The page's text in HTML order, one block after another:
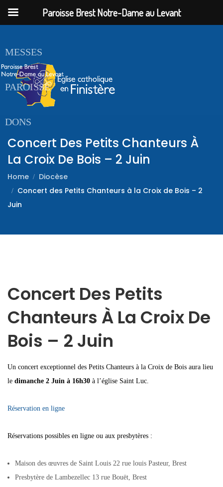
ACCUEIL
MESSES
PAROISSE
DONS
Concert Des Petits Chanteurs À
La Croix De Bois – 2 Juin
Home
Diocèse
Concert des Petits Chanteurs à la Croix de Bois – 2
Juin
Concert Des Petits
Chanteurs À La Croix De
Bois – 2 Juin
Un concert exceptionnel des Petits Chanteurs à la Croix de Bois aura lieu
le dimanche 2 Juin à 16h30 à l’église Saint Luc.
Réservation en ligne
Réservations possibles en ligne ou aux presbytères :
Maison des œuvres de Saint Louis 22 rue louis Pasteur, Brest
Presbytère de Lambezellec 13 rue Bouët, Brest
Paroisse Brest Notre-Dame au Levant